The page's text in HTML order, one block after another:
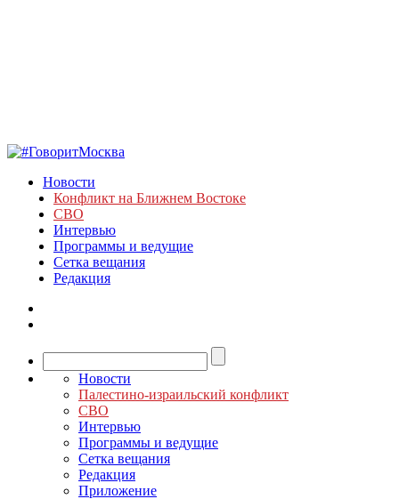
Новости
Конфликт на Ближнем Востоке
СВО
Интервью
Программы и ведущие
Сетка вещания
Редакция
Новости
Палестино-израильский конфликт
СВО
Интервью
Программы и ведущие
Сетка вещания
Редакция
Приложение